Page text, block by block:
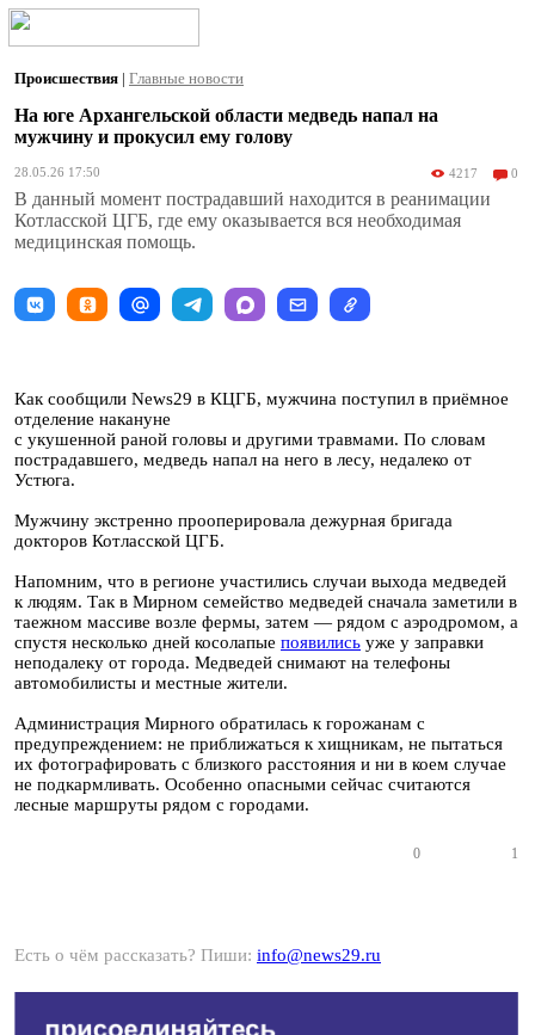
Происшествия | Главные новости
На юге Архангельской области медведь напал на
мужчину и прокусил ему голову
28.05.26 17:50 4217 0
В данный момент пострадавший находится в реанимации
Котласской ЦГБ, где ему оказывается вся необходимая
медицинская помощь.
Как сообщили News29 в КЦГБ, мужчина поступил в приёмное
отделение накануне
с укушенной раной головы и другими травмами. По словам
пострадавшего, медведь напал на него в лесу, недалеко от
Устюга.
Мужчину экстренно прооперировала дежурная бригада
докторов Котласской ЦГБ.
Напомним, что в регионе участились случаи выхода медведей
к людям. Так в Мирном семейство медведей сначала заметили в
таежном массиве возле фермы, затем — рядом с аэродромом, а
спустя несколько дней косолапые появились уже у заправки
неподалеку от города. Медведей снимают на телефоны
автомобилисты и местные жители.
Администрация Мирного обратилась к горожанам с
предупреждением: не приближаться к хищникам, не пытаться
их фотографировать с близкого расстояния и ни в коем случае
не подкармливать. Особенно опасными сейчас считаются
лесные маршруты рядом с городами.
0 1
Есть о чём рассказать? Пиши: info@news29.ru